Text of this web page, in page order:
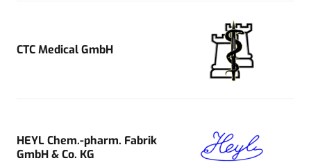
CTC Medical GmbH
HEYL Chem.-pharm. Fabrik
GmbH & Co. KG